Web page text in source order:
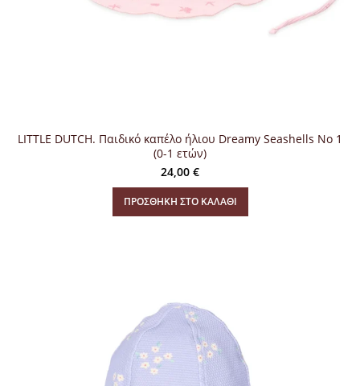
LITTLE DUTCH. Παιδικό καπέλο ήλιου Dreamy Seashells Νο 1
(0-1 ετών)
24,00 €
ΠΡΟΣΘΉΚΗ ΣΤΟ ΚΑΛΆΘΙ